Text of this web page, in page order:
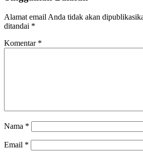
Alamat email Anda tidak akan
ditandai *
Komentar *
Nama *
Email *